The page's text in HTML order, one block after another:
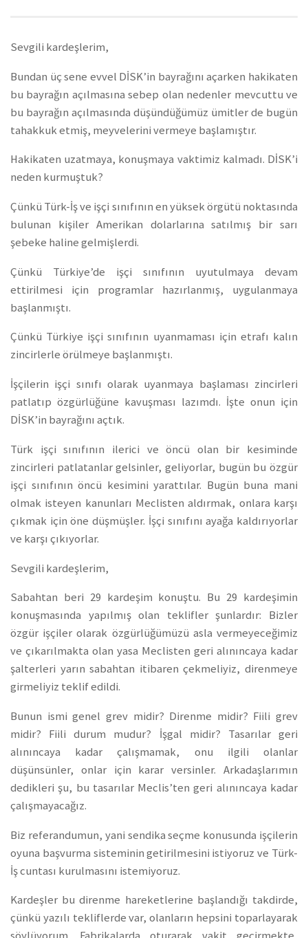
Sevgili kardeşlerim,
Bundan üç sene evvel DİSK’in bayrağını açarken hakikaten
bu bayrağın açılmasına sebep olan nedenler mevcuttu ve
bu bayrağın açılmasında düşündüğümüz ümitler de bugün
tahakkuk etmiş, meyvelerini vermeye başlamıştır.
Hakikaten uzatmaya, konuşmaya vaktimiz kalmadı. DİSK’i
neden kurmuştuk?
Çünkü Türk-İş ve işçi sınıfının en yüksek örgütü noktasında
bulunan kişiler Amerikan dolarlarına satılmış bir sarı
şebeke haline gelmişlerdi.
Çünkü Türkiye’de işçi sınıfının uyutulmaya devam
ettirilmesi için programlar hazırlanmış, uygulanmaya
başlanmıştı.
Çünkü Türkiye işçi sınıfının uyanmaması için etrafı kalın
zincirlerle örülmeye başlanmıştı.
İşçilerin işçi sınıfı olarak uyanmaya başlaması zincirleri
patlatıp özgürlüğüne kavuşması lazımdı. İşte onun için
DİSK’in bayrağını açtık.
Türk işçi sınıfının ilerici ve öncü olan bir kesiminde
zincirleri patlatanlar gelsinler, geliyorlar, bugün bu özgür
işçi sınıfının öncü kesimini yarattılar. Bugün buna mani
olmak isteyen kanunları Meclisten aldırmak, onlara karşı
çıkmak için öne düşmüşler. İşçi sınıfını ayağa kaldırıyorlar
ve karşı çıkıyorlar.
Sevgili kardeşlerim,
Sabahtan beri 29 kardeşim konuştu. Bu 29 kardeşimin
konuşmasında yapılmış olan teklifler şunlardır: Bizler
özgür işçiler olarak özgürlüğümüzü asla vermeyeceğimiz
ve çıkarılmakta olan yasa Meclisten geri alınıncaya kadar
şalterleri yarın sabahtan itibaren çekmeliyiz, direnmeye
girmeliyiz teklif edildi.
Bunun ismi genel grev midir? Direnme midir? Fiili grev
midir? Fiili durum mudur? İşgal midir? Tasarılar geri
alınıncaya kadar çalışmamak, onu ilgili olanlar
düşünsünler, onlar için karar versinler. Arkadaşlarımın
dedikleri şu, bu tasarılar Meclis’ten geri alınıncaya kadar
çalışmayacağız.
Biz referandumun, yani sendika seçme konusunda işçilerin
oyuna başvurma sisteminin getirilmesini istiyoruz ve Türk-
İş cuntası kurulmasını istemiyoruz.
Kardeşler bu direnme hareketlerine başlandığı takdirde,
çünkü yazılı tekliflerde var, olanların hepsini toparlayarak